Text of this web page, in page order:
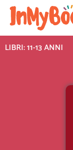
Vai
contenuto
LIBRI: 11-13 ANNI